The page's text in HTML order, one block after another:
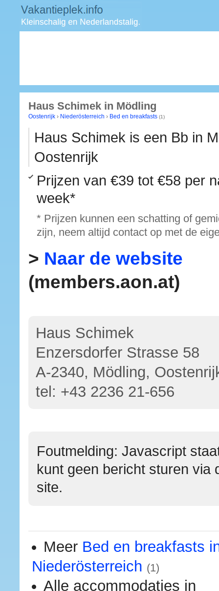
Haus Schimek in Mödling
Oostenrijk › Niederösterreich › Bed en breakfasts (1)
Haus Schimek is een Bb in
Oostenrijk
Prijzen van €39 tot €58 per
week*
* Prijzen kunnen een schatting of
zijn, neem altijd contact op met de
> Naar de website
(members.aon.at)
Haus Schimek
Enzersdorfer Strasse 58
A-2340, Mödling,
tel: +43 2236 21-656
Foutmelding: Javascript
kunt geen bericht sturen via
site.
Meer Bed en breakfasts
Niederösterreich (1)
Alle accommodaties in